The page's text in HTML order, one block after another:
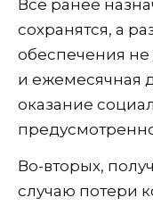
Все ранее
сохранятся, а
обеспечения
и ежемесячная
оказание
Во-вторых,
случаю потери